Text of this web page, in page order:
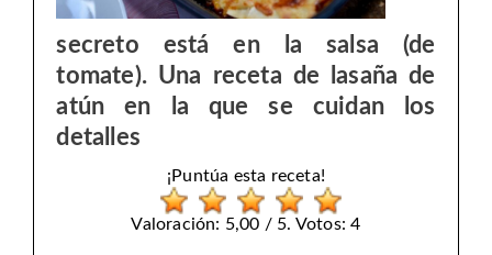
secreto está en la salsa (de
tomate). Una receta de lasaña de
atún en la que se cuidan los
detalles
¡Puntúa esta receta!
Valoración: 5,00 / 5. Votos: 4